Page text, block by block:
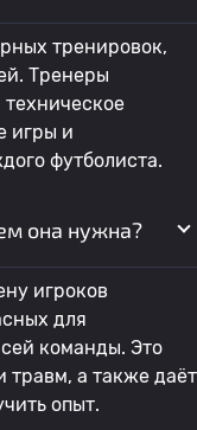
тренировок,
Тренеры
игры и
футболиста.
она нужна?
игроков
для
команды. Это
травм, а также даёт
опыт.